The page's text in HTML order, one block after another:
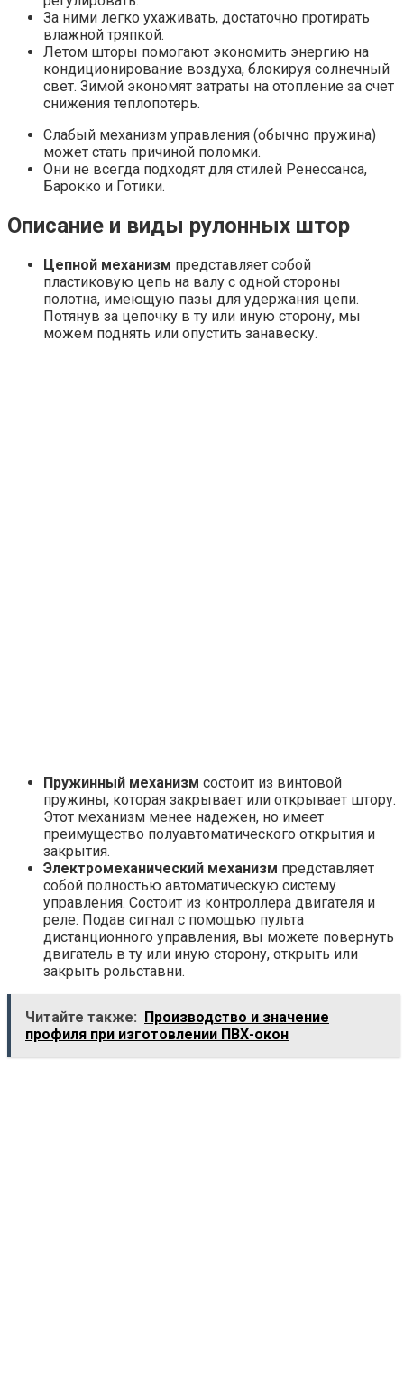
За ними легко ухаживать, достаточно протирать
влажной тряпкой.
Летом шторы помогают экономить энергию на
кондиционирование воздуха, блокируя солнечный
свет. Зимой экономят затраты на отопление за счет
снижения теплопотерь.
Слабый механизм управления (обычно пружина)
может стать причиной поломки.
Они не всегда подходят для стилей Ренессанса,
Барокко и Готики.
Описание и виды рулонных штор
Цепной механизм представляет собой
пластиковую цепь на валу с одной стороны
полотна, имеющую пазы для удержания цепи.
Потянув за цепочку в ту или иную сторону, мы
можем поднять или опустить занавеску.
Пружинный механизм состоит из винтовой
пружины, которая закрывает или открывает штору.
Этот механизм менее надежен, но имеет
преимущество полуавтоматического открытия и
закрытия.
Электромеханический механизм представляет
собой полностью автоматическую систему
управления. Состоит из контроллера двигателя и
реле. Подав сигнал с помощью пульта
дистанционного управления, вы можете повернуть
двигатель в ту или иную сторону, открыть или
закрыть рольставни.
Читайте также: Производство и значение
профиля при изготовлении ПВХ-окон